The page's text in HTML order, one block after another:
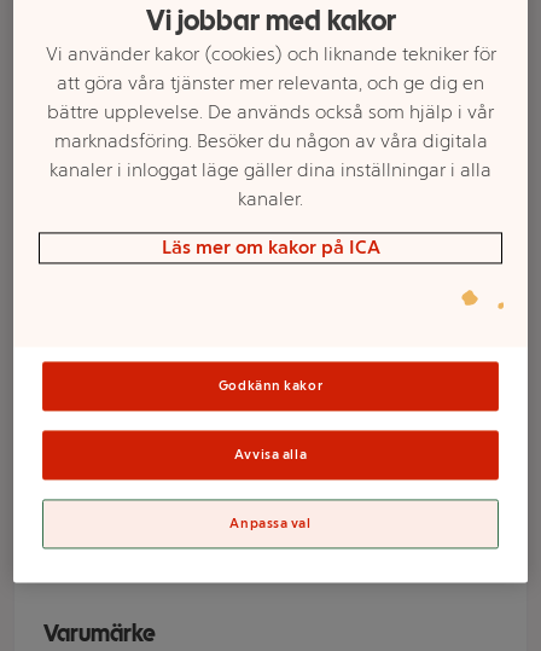
Doftljuspinnar
Botanico grå
Varumärke
Sortimentet kan variera mellan butikerna
Vi jobbar med kakor
Vi använder kakor (cookies) och liknande tekniker för
att göra våra tjänster mer relevanta, och ge dig en
bättre upplevelse. De används också som hjälp i vår
marknadsföring. Besöker du någon av våra digitala
kanaler i inloggat läge gäller dina inställningar i alla
kanaler.
Läs mer om kakor på ICA
Godkänn kakor
Avvisa alla
Anpassa val